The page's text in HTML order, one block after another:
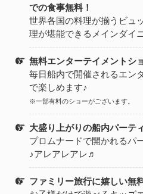
での食事無料！
世界各国の料理が揃うビュ
理が堪能できるメインダイ
無料エンターテイメントシ
毎日船内で開催されるエン
で楽しめます♪
※一部有料のショーがございます。
大盛り上がりの船内パーテ
プロムナードで開かれるパ
♪アレアレアレ♬
ファミリー旅行に嬉しい無